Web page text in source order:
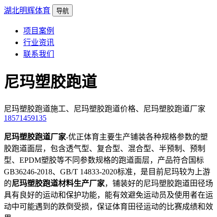
湖北明辉体育 导航
项目案例
行业资讯
联系我们
尼玛塑胶跑道
尼玛塑胶跑道施工、尼玛塑胶跑道价格、尼玛塑胶跑道厂家
18571459135
尼玛塑胶跑道厂家-优正体育主要生产铺装各种规格参数的塑
胶跑道面层，包含透气型、复合型、混合型、半预制、预制
型、EPDM塑胶等不同参数规格的跑道面层，产品符合国标
GB36246-2018、GB/T 14833-2020标准，是目前尼玛较为上游
的尼玛塑胶跑道材料生产厂家，铺装好的尼玛塑胶跑道田径场
具有良好的运动和保护功能，能有效避免运动员及使用者在运
动中可能遇到的跌倒受损，保证体育田径运动的比赛成绩和效